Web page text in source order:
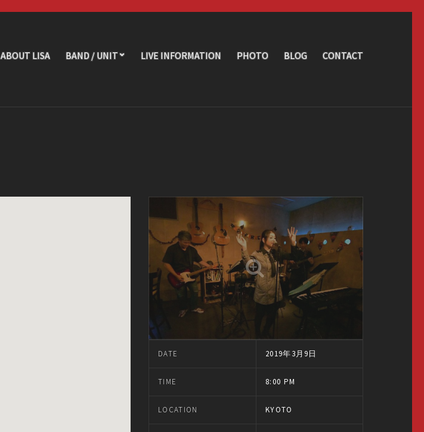
ABOUT LISA BAND / UNIT LIVE INFORMATION PHOTO BLOG CONTACT
DATE 2019年3月9日
TIME 8:00 PM
LOCATION KYOTO